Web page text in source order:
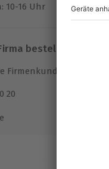
10-16 Uhr
bestellen?
Firmenkunden Vorteile.
20